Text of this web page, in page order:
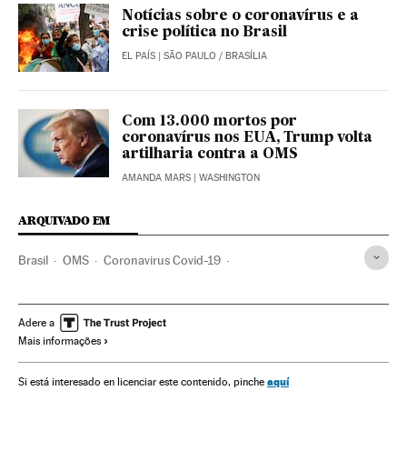
Notícias sobre o coronavírus e a
crise política no Brasil
EL PAÍS | SÃO PAULO / BRASÍLIA
Com 13.000 mortos por
coronavírus nos EUA, Trump volta
artilharia contra a OMS
AMANDA MARS | WASHINGTON
ARQUIVADO EM
Brasil OMS Coronavirus Covid-19
Doenças infecciosas Doenças respiratórias
Ministério Saúde
Adere a
Mais informações
Si está interesado en licenciar este contenido, pinche aquí